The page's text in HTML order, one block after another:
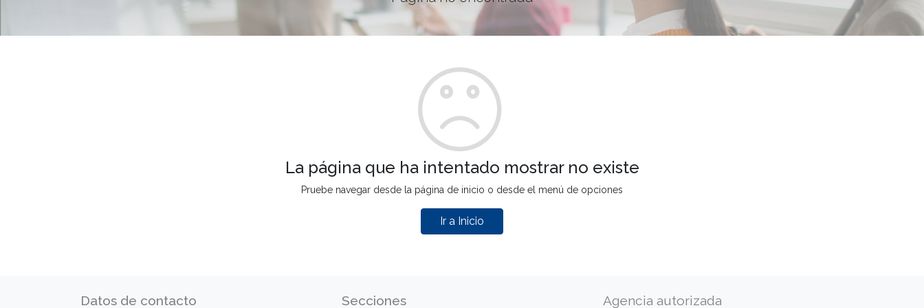
La página que ha intentado mostrar no existe
Pruebe navegar desde la página de inicio o desde el menú de opciones
Ir a Inicio
Datos de contacto Secciones Agencia autorizada